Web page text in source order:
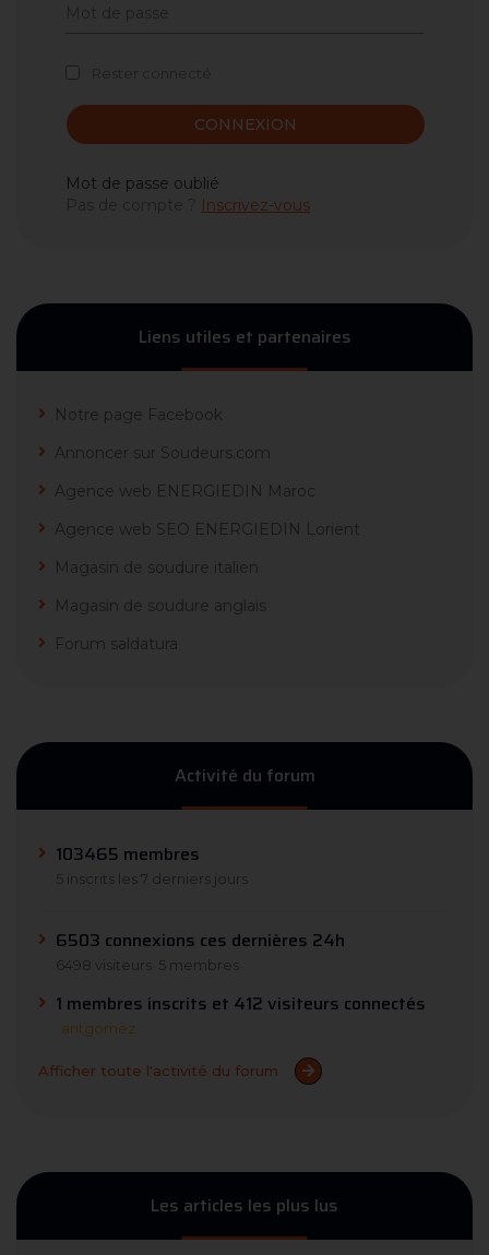
CONNEXION
Mot de passe oublié
Inscrivez-vous
Liens utiles et partenaires
Notre page Facebook
Annoncer sur Soudeurs.com
Agence web ENERGIEDIN Maroc
Agence web SEO ENERGIEDIN Lorient
Magasin de soudure italien
Magasin de soudure anglais
Forum saldatura
Activité du forum
103465 membres
5 inscrits les 7 derniers jours
6503 connexions ces dernières 24h
6498 visiteurs 5 membres
1 membres inscrits et 412 visiteurs connectés
antgomez
Afficher toute l'activité du forum
Les articles les plus lus